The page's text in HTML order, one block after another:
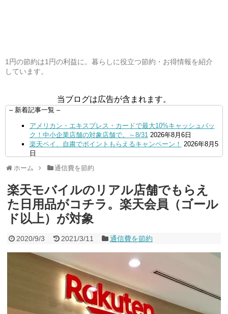
1円の節約は1円の利益に。暮らしに役立つ節約・お得情報を紹介
しています。
当ブログは広告が含まれます。
– 新着記事一覧 –
アメリカン・エキスプレス・カードで最大10%キャッシュバッ
ク！中小企業店舗の対象店舗で。～8/31 2026年8月6日
楽天ペイ、自粛でポイントもらえるキャンペーン！ 2026年8月5
日
元！
2026年8月5日
ードチャージすると5%還元に！ 2026年8月4日
PayPayで500ptもらえる！対象地銀の口座追加などの条件達成
で。9/30まで 2026年8月4日
三井住友カード、はま寿司、ココス、オリーブの丘などでVポイ
ント最大10％還元！さらにVカードクーポンも併用可
月4日
ドコモSMTBネット銀行への振込で最大10,000円あたる抽選キ
ャンペーン！8/31まで 2026年8月3日
ドコモの銀行で預金残高を10万円以上増加で最大10億dポイント
山分けキャンペーン！～10/31
2026年8月3日
デジタルギフト改悪でいろいろ手数料徴収へ！8/3～ 2026年8月
PayPayポイント→Vポイント交換でストア限定の制限を消す方
2026年8月1日
ホーム 通信費を節約
楽天モバイルのリアル店舗でもらえ
た日用品がコチラ。楽天会員（ゴール
ド以上）が対象
2020/9/3 2021/3/11 通信費を節約